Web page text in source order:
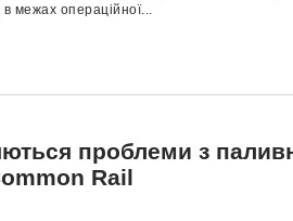
межах операційної...
проблеми з
Rail